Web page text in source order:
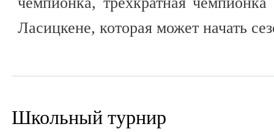
Ласицкене, которая может начать
Школьный турнир